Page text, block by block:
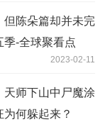
但陈朵篇却并未完
季-全球聚看点
2023-02-11
师下山中尸魔涂
何躲起来？